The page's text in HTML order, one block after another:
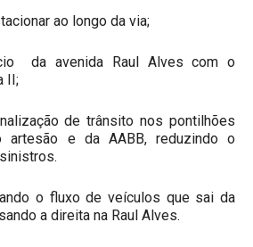
ao longo da via;
da avenida Raul Alves com o
II;
de trânsito nos pontilhões
artesão e da AABB, reduzindo o
o fluxo de veículos que sai da
a direita na Raul Alves.